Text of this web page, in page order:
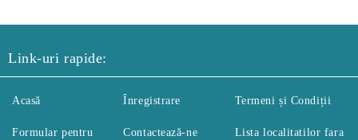
Link-uri rapide:
Acasă
Formular pentru
Înregistrare
Contactează-ne
Termeni și Condiții
Lista localitatilor fara